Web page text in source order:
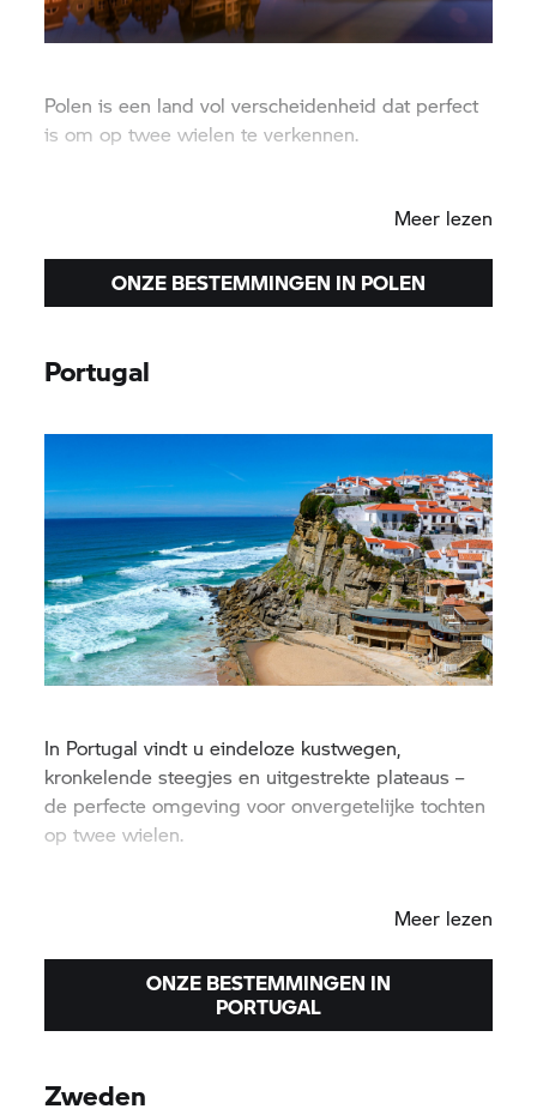
Polen is een land vol verscheidenheid dat perfect
is om op twee wielen te verkennen.
Meer lezen
ONZE BESTEMMINGEN IN POLEN
Portugal
In Portugal vindt u eindeloze kustwegen,
kronkelende steegjes en uitgestrekte plateaus –
de perfecte omgeving voor onvergetelijke tochten
op twee wielen.
Meer lezen
ONZE BESTEMMINGEN IN
PORTUGAL
Zweden